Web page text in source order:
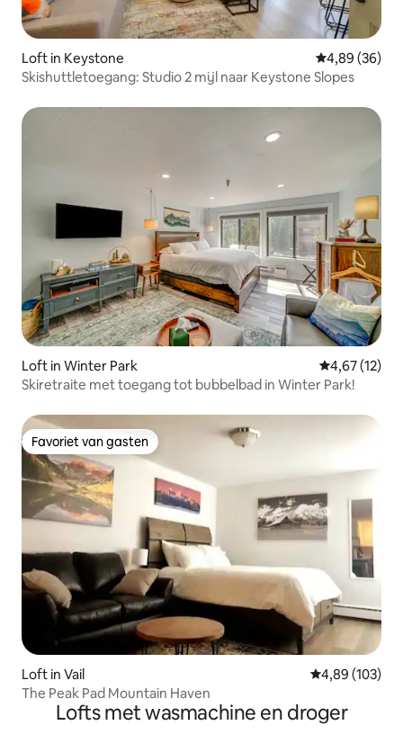
Loft in Keystone Gemiddelde
4,89 (36)
Skishuttletoegang: Studio 2 mijl naar Keystone Slopes
Loft in Winter Park Gemiddelde
4,67 (12)
Skiretraite met toegang tot bubbelbad in Winter Park!
Favoriet van gasten
Favoriet van gasten
Loft in Vail Gemiddelde
4,89 (103)
The Peak Pad Mountain Haven
Lofts met wasmachine en droger